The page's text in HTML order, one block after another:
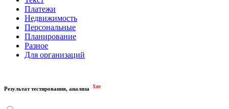
Платежи
Недвижимость
Персональные
Планирование
Разное
Для организаций
Результат тестирования, анализа Хит